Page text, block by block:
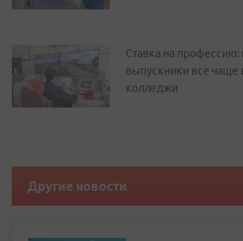
Ставка на
выпускники все чаще
колледжи
Другие новости